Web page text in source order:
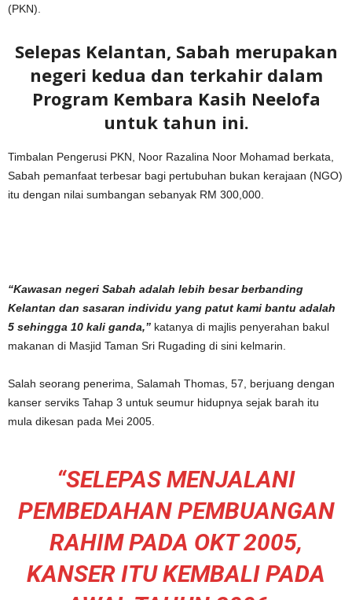
(PKN).
Selepas Kelantan, Sabah merupakan
negeri kedua dan terkahir dalam
Program Kembara Kasih Neelofa
untuk tahun ini.
Timbalan Pengerusi PKN, Noor Razalina Noor Mohamad berkata,
Sabah pemanfaat terbesar bagi pertubuhan bukan kerajaan (NGO)
itu dengan nilai sumbangan sebanyak RM 300,000.
“Kawasan negeri Sabah adalah lebih besar berbanding
Kelantan dan sasaran individu yang patut kami bantu adalah
5 sehingga 10 kali ganda,” katanya di majlis penyerahan bakul
makanan di Masjid Taman Sri Rugading di sini kelmarin.
Salah seorang penerima, Salamah Thomas, 57, berjuang dengan
kanser serviks Tahap 3 untuk seumur hidupnya sejak barah itu
mula dikesan pada Mei 2005.
“SELEPAS MENJALANI
PEMBEDAHAN PEMBUANGAN
RAHIM PADA OKT 2005,
KANSER ITU KEMBALI PADA